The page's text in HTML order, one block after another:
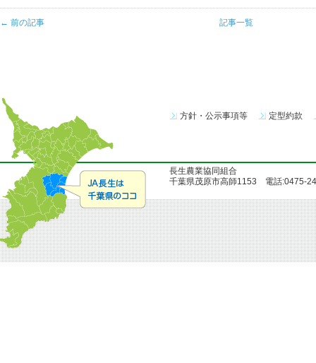
← 前の記事 記事一覧
方針・公示事項等 定型約款
長生農業協同組合
千葉県茂原市高師1153 電話:0475-